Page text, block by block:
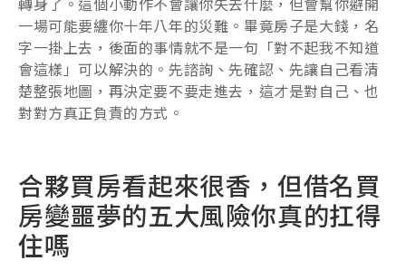
一場可能要纏你十年八年的災難。畢竟房子是大錢，名
字一掛上去，後面的事情就不是一句「對不起我不知道
會這樣」可以解決的。先諮詢、先確認、先讓自己看清
楚整張地圖，再決定要不要走進去，這才是對自己、也
對對方真正負責的方式。
合夥買房看起來很香，但借名買
房變噩夢的五大風險你真的扛得
住嗎